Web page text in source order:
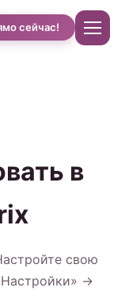
телефонов
сейчас!
в
свою
→